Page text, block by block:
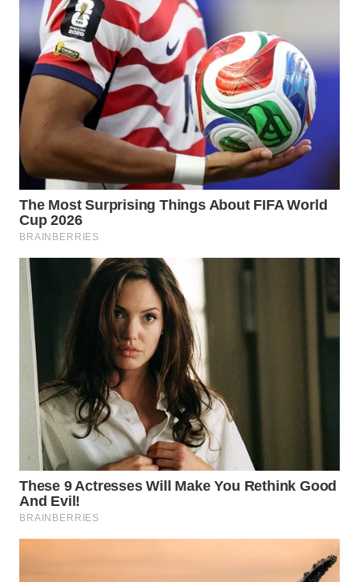
WN
TAPANULI
UTARA
WN
SAMOSIR
WN
PADANG
LAWAS
WN
SUMEDANG
CIANJUR
KEPULAUAN
SERIBU
WN
TANGERANG
BINJAI
WN